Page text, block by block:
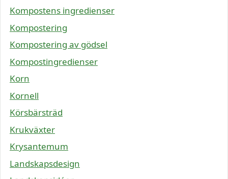
Kompostens ingredienser
Kompostering
Kompostering av gödsel
Kompostingredienser
Korn
Kornell
Körsbärsträd
Krukväxter
Krysantemum
Landskapsdesign